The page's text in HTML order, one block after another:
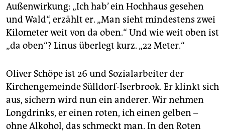
Außenwirkung: „Ich hab’ ein Hochhaus gesehen
und Wald“, erzählt er. „Man sieht mindestens zwei
Kilometer weit von da oben.“ Und wie weit oben ist
„da oben“? Linus überlegt kurz. „22 Meter.“
Oliver Schöpe ist 26 und Sozialarbeiter der
Kirchengemeinde Sülldorf-Iserbrook. Er klinkt sich
aus, sichern wird nun ein anderer. Wir nehmen
Longdrinks, er einen roten, ich einen gelben –
ohne Alkohol, das schmeckt man. In den Roten